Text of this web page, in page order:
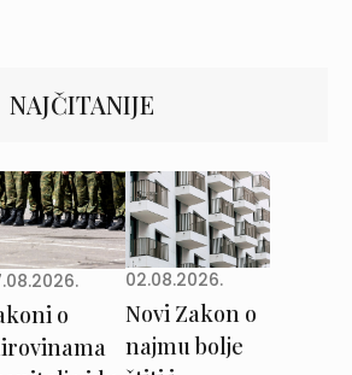
NAJČITANIJE
o
02.08.2026.
Novi Zakon o
najmu bolje